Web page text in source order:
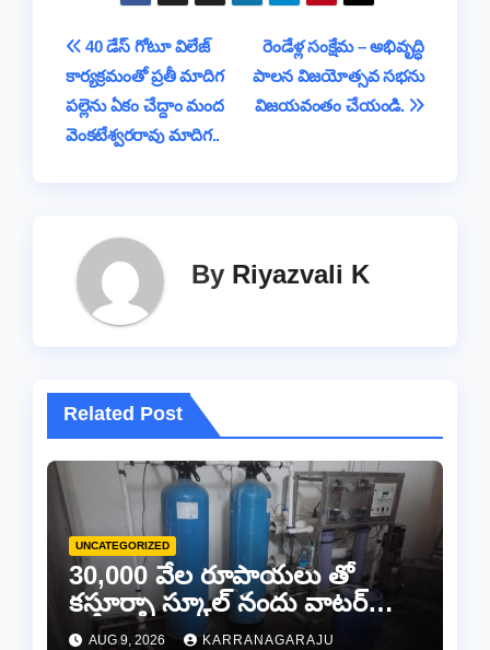
b
o
o
k
A
p
p
d
s
Li
n
k
g
e
a
m
e
Post
navigation
రెండేళ్ల సంక్షేమ – అభివృద్ధి
పాలన విజయోత్సవ సభను
విజయవంతం చేయండి.
40 డేస్ గోటూ విలేజ్
కార్యక్రమంతో ప్రతీ మాదిగ
పల్లెను ఏకం చేద్దాం మంద
వెంకటేశ్వరరావు మాదిగ..
By Riyazvali K
Related Post
UNCATEGORIZED
30,000 వేల రూపాయలు తో
కస్తూర్బా స్కూల్ నందు వాటర్
ప్లాంట్ మరమ్మతులకి “చెక్”..
AUG 9, 2026 KARRANAGARAJU